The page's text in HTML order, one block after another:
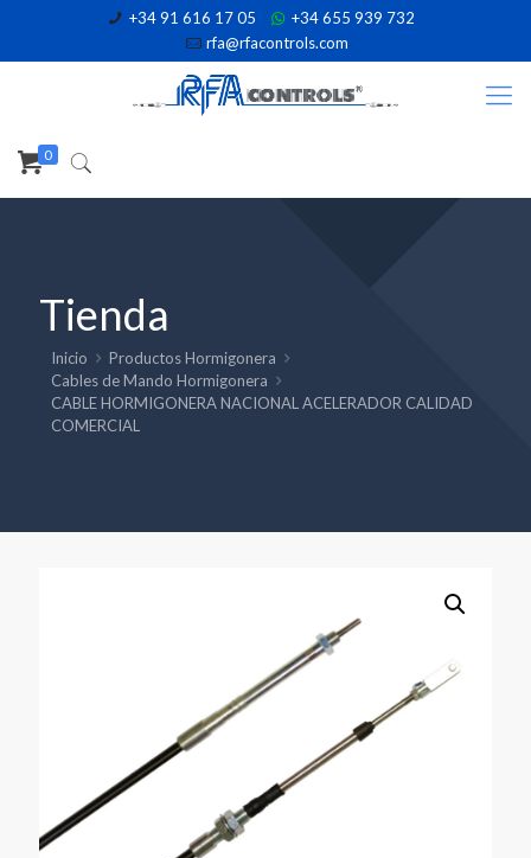
+34 91 616 17 05
+34 655 939 732
rfa@rfacontrols.com
0
Tienda
Inicio
Productos Hormigonera
Cables de Mando Hormigonera
CABLE HORMIGONERA NACIONAL ACELERADOR CALIDAD
COMERCIAL